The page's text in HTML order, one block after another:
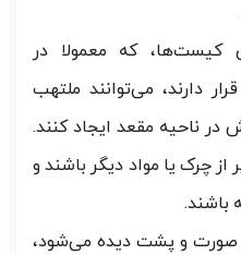
کیست‌ها، که معمولا در
دارند، می‌توانند ملتهب
ناحیه مقعد ایجاد کنند.
چرک یا مواد دیگر باشند و
باشند.
صورت و پشت دیده می‌شود،